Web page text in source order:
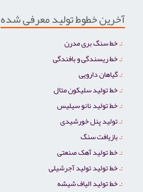
آخرین خطوط تولید معرفی شده
خط سنگ بری مدرن
خط ریسندگی و بافندگی
گیاهان دارویی
خط تولید سلیکون متال
خط تولید نانو سیلیس
تولید پنل خورشیدی
بازیافت سنگ
خط تولید آهک صنعتی
خط تولید تولید آجرشیلی
خط تولید الیاف شیشه